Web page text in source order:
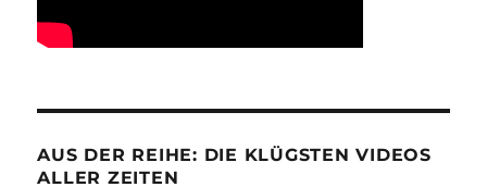
AUS DER REIHE: DIE KLÜGSTEN VIDEOS
ALLER ZEITEN